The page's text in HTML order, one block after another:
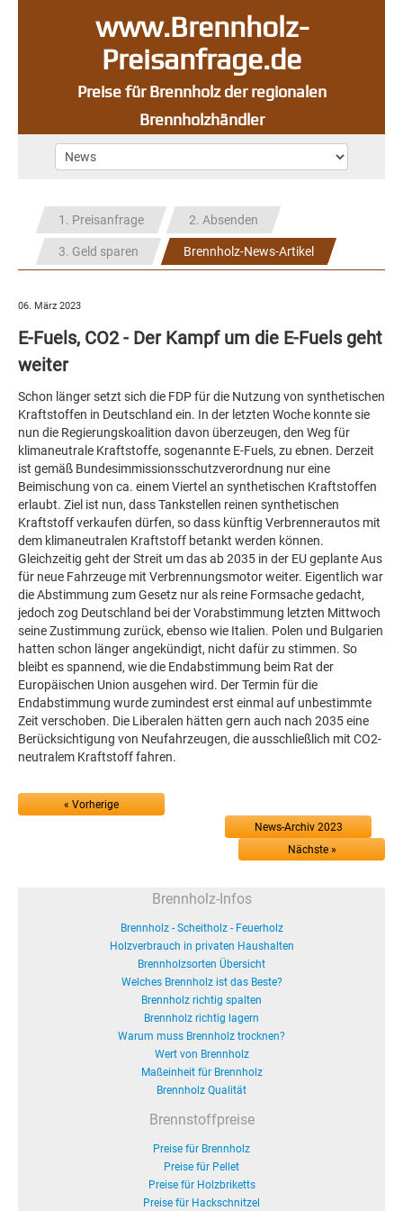
www.Brennholz-
Preisanfrage.de
Preise für Brennholz der regionalen
Brennholzhändler
1. Preisanfrage 2. Absenden
3. Geld sparen Brennholz-News-Artikel
06. März 2023
E-Fuels, CO2 - Der Kampf um die E-Fuels geht
weiter
Schon länger setzt sich die FDP für die Nutzung von synthetischen
Kraftstoffen in Deutschland ein. In der letzten Woche konnte sie
nun die Regierungskoalition davon überzeugen, den Weg für
klimaneutrale Kraftstoffe, sogenannte E-Fuels, zu ebnen. Derzeit
ist gemäß Bundesimmissionsschutzverordnung nur eine
Beimischung von ca. einem Viertel an synthetischen Kraftstoffen
erlaubt. Ziel ist nun, dass Tankstellen reinen synthetischen
Kraftstoff verkaufen dürfen, so dass künftig Verbrennerautos mit
dem klimaneutralen Kraftstoff betankt werden können.
Gleichzeitig geht der Streit um das ab 2035 in der EU geplante Aus
für neue Fahrzeuge mit Verbrennungsmotor weiter. Eigentlich war
die Abstimmung zum Gesetz nur als reine Formsache gedacht,
jedoch zog Deutschland bei der Vorabstimmung letzten Mittwoch
seine Zustimmung zurück, ebenso wie Italien. Polen und Bulgarien
hatten schon länger angekündigt, nicht dafür zu stimmen. So
bleibt es spannend, wie die Endabstimmung beim Rat der
Europäischen Union ausgehen wird. Der Termin für die
Endabstimmung wurde zumindest erst einmal auf unbestimmte
Zeit verschoben. Die Liberalen hätten gern auch nach 2035 eine
Berücksichtigung von Neufahrzeugen, die ausschließlich mit CO2-
neutralem Kraftstoff fahren.
« Vorherige
News-Archiv 2023
Nächste »
Brennholz-Infos
Brennholz - Scheitholz - Feuerholz
Holzverbrauch in privaten Haushalten
Brennholzsorten Übersicht
Welches Brennholz ist das Beste?
Brennholz richtig spalten
Brennholz richtig lagern
Warum muss Brennholz trocknen?
Wert von Brennholz
Maßeinheit für Brennholz
Brennholz Qualität
Brennstoffpreise
Preise für Brennholz
Preise für Pellet
Preise für Holzbriketts
Preise für Hackschnitzel